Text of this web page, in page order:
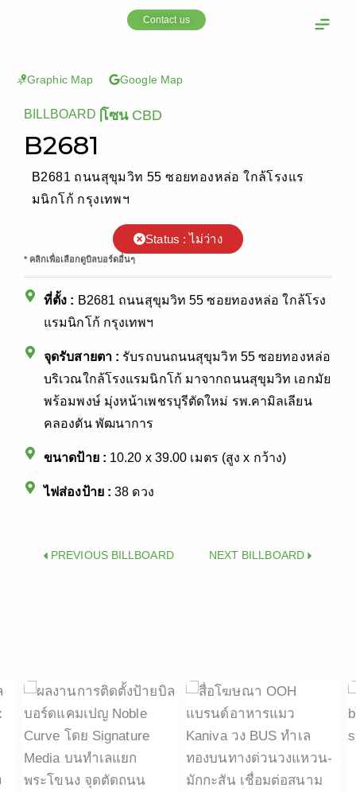
Contact us
Graphic Map Google Map
BILLBOARD |โซน CBD
B2681
B2681 ถนนสุขุมวิท 55 ซอยทองหล่อ ใกล้โรงแร
มนิกโก้ กรุงเทพฯ
Status : ไม่ว่าง
* คลิกเพื่อเลือกดูบิลบอร์ดอื่นๆ
ที่ตั้ง : B2681 ถนนสุขุมวิท 55 ซอยทองหล่อ ใกล้โรง
แรมนิกโก้ กรุงเทพฯ
จุดรับสายตา : รับรถบนถนนสุขุมวิท 55 ซอยทองหล่อ
บริเวณใกล้โรงแรมนิกโก้ มาจากถนนสุขุมวิท เอกมัย
พร้อมพงษ์ มุ่งหน้าเพชรบุรีตัดใหม่ รพ.คามิลเลียน
คลองตัน พัฒนาการ
ขนาดป้าย : 10.20 x 39.00 เมตร (สูง x กว้าง)
ไฟส่องป้าย : 38 ดวง
PrevPREVIOUS BILLBOARD NEXT BILLBOARDNext